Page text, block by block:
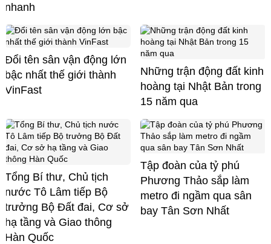
nhanh
Đổi tên sân vận động lớn
bậc nhất thế giới thành
VinFast
Những trận động đất kinh
hoàng tại Nhật Bản trong
15 năm qua
Tổng Bí thư, Chủ tịch
nước Tô Lâm tiếp Bộ
trưởng Bộ Đất đai, Cơ sở
hạ tầng và Giao thông
Hàn Quốc
Tập đoàn của tỷ phú
Phương Thảo sắp làm
metro đi ngầm qua sân
bay Tân Sơn Nhất